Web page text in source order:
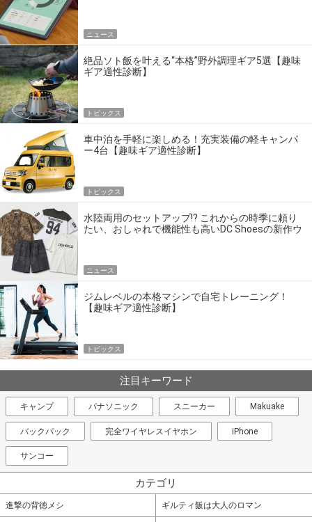
ニュース
絶品ソト飯を叶える“本格”野外調理ギア5選【趣味
ギア適性診断】
トピックス
車中泊を手軽に楽しめる！充実装備の軽キャンパ
ー4台【趣味ギア適性診断】
トピックス
水陸両用のセットアップ!? これからの時季に頼り
たい、おしゃれで機能性も高いDC Shoesの新作ウ
ニュース
ジムレベルの本格マシンで自宅トレーニング！
【趣味ギア適性診断】
トピックス
注目キーワード
キャンプ パナソニック スニーカー Makuake
バックパック 完全ワイヤレスイヤホン iPhone
サンコー
カテゴリ
進撃の背徳メシ ギルティ飯は大人のロマン